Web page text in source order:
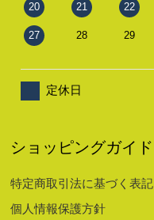
20 21 22
27 28 29
定休日
ショッピングガイド
特定商取引法に基づく表記
個人情報保護方針